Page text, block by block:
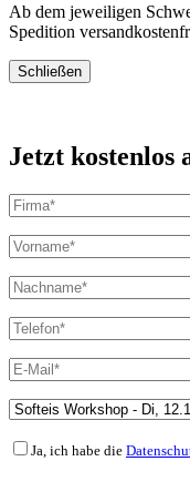
Ab dem jeweiligen
Spedition
Schließen
Jetzt kostenlos
Ja, ich habe die